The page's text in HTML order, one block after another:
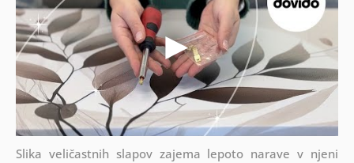
Slika veličastnih slapov zajema lepoto narave v njeni